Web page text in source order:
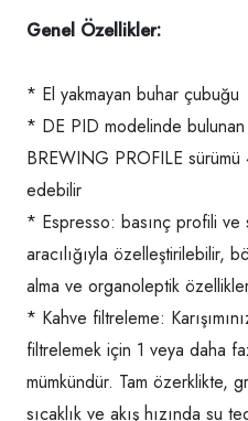
Genel Özellikler:
* El yakmayan buhar çubuğu
* DE PID modelinde
BREWING PROFILE
edebilir
* Espresso: basınç profili ve
aracılığıyla özelleştirilebilir,
alma ve organoleptik
* Kahve filtreleme:
filtrelemek için 1 veya daha
mümkündür. Tam özerklikte,
sıcaklık ve akış hızında su